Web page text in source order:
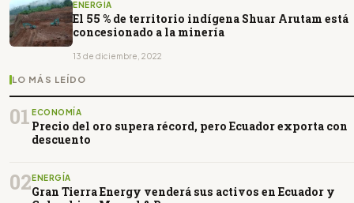
ENERGÍA
El 55 % de territorio indígena Shuar Arutam está
concesionado a la minería
13 de diciembre, 2022
LO MÁS LEÍDO
01 ECONOMÍA
Precio del oro supera récord, pero Ecuador exporta con
descuento
02 ENERGÍA
Gran Tierra Energy venderá sus activos en Ecuador y